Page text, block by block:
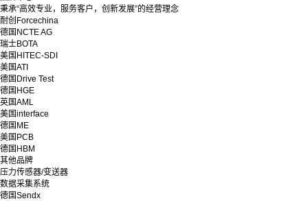
秉承“高效专业，服务客户，创新发展”的经营理念
耐创Forcechina
德国NCTE AG
瑞士BOTA
美国HITEC-SDI
美国ATI
德国Drive Test
德国HGE
英国AML
美国interface
德国ME
美国PCB
德国HBM
其他品牌
压力传感器/变送器
数据采集系统
德国Sendx